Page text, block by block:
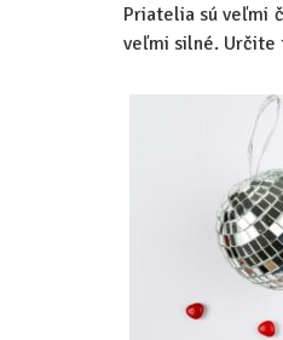
Priatelia sú veľmi
veľmi silné. Určite